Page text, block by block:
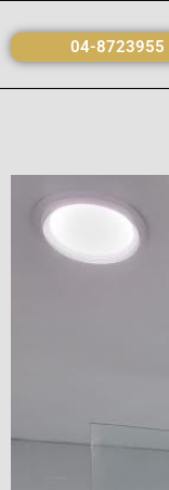
04-8723955